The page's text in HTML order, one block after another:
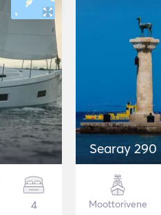
4
Searay 290
Moottorivene